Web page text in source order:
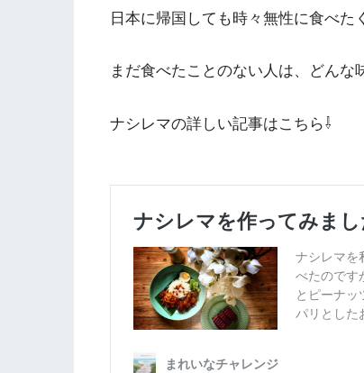
日本に帰国しても時々無性に食べた
まだ食べたことのない人は、どんな
ナシレマの詳しい記事はこちら⇩